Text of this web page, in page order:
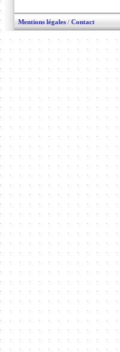
Mentions légales / Contact